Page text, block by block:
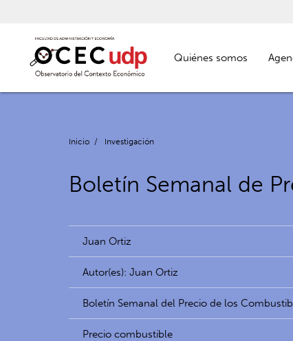
Quiénes somos
Inicio / Investigación
Boletín Semanal de
Juan Ortiz
Autor(es): Juan Ortiz
Boletín Semanal del Precio de los
Precio combustible